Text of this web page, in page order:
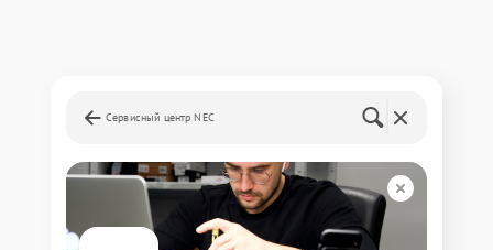
Сервисный центр NEC